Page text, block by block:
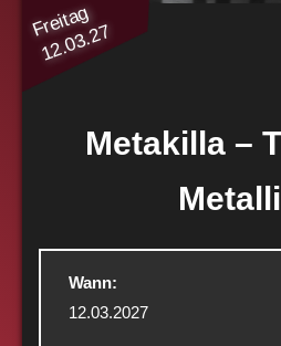
Freitag
12.03.27
Metakilla –
Wann:
12.03.2027